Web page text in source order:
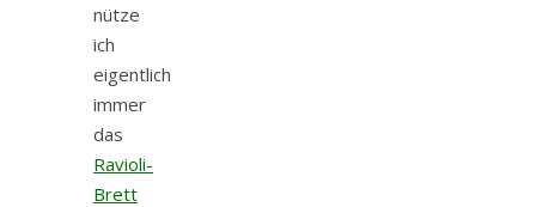
nütze
ich
eigentlich
immer
das
Ravioli-
Brett